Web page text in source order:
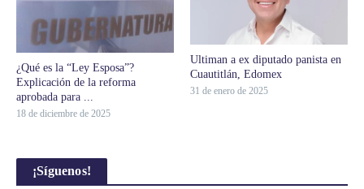
¿Qué es la “Ley Esposa”?
Explicación de la reforma
aprobada para ...
18 de diciembre de 2025
Ultiman a ex diputado panista en
Cuautitlán, Edomex
31 de enero de 2025
¡Síguenos!